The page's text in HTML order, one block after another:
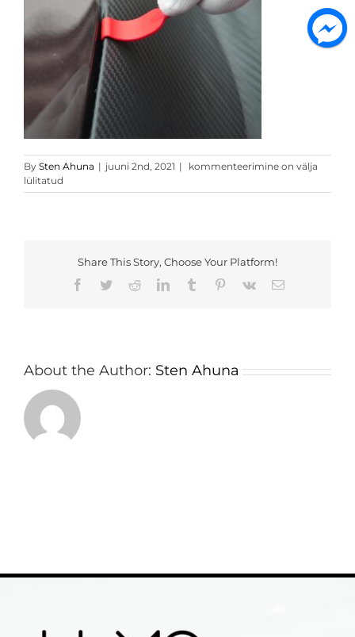
By Sten Ahuna | juuni 2nd, 2021 |
Kleepimistarvikute
3
kommenteerimine on välja
lülitatud
Share This Story, Choose Your Platform!
Facebook
TwitterRedditLinkedInTumblr Pinterest
Vk Email
About the Author: Sten Ahuna